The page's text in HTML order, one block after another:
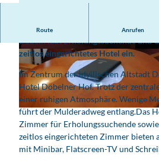
© DELTA Gruppe
D
o
p
p
e
l
z
i
m
©
Route Anrufen
Das Hotel Döbelner Hof im Zentrum
Döbeln lädt Erholungssuchende und
zeitlos eingerichtetes Hotel ein.
Im Zentrum der idyllischen Altstadt
Hotel Döbelner Hof. Trotz der
einer ruhigen Atmosphäre. Wenige
führt der Mulderadweg entlang.Das
Zimmer für Erholungssuchende
zeitlos eingerichteten Zimmer bieten
mit Minibar, Flatscreen-TV und